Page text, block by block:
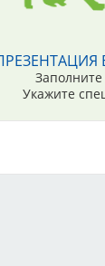
Укажите